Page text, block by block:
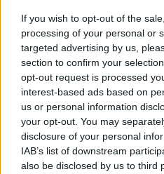
If you wish to opt-out of the
processing of your personal or
targeted advertising by us,
section to confirm your
opt-out request is processed
interest-based ads based on
us or personal information
your opt-out. You may
disclosure of your personal
IAB’s list of downstream
also be disclosed by us to third
AUTORE
Staff